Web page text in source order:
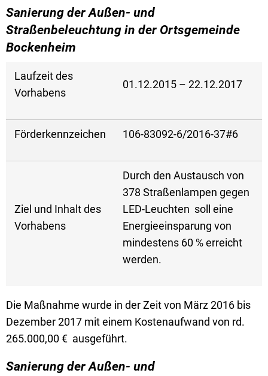
Sanierung der Außen- und
Straßenbeleuchtung in der Ortsgemeinde
Bockenheim
Laufzeit des
Vorhabens
01.12.2015 – 22.12.2017
Förderkennzeichen 106-83092-6/2016-37#6
Ziel und Inhalt des
Vorhabens
Durch den Austausch von
378 Straßenlampen gegen
LED-Leuchten soll eine
Energieeinsparung von
mindestens 60 % erreicht
werden.
Die Maßnahme wurde in der Zeit von März 2016 bis
Dezember 2017 mit einem Kostenaufwand von rd.
265.000,00 € ausgeführt.
Sanierung der Außen- und